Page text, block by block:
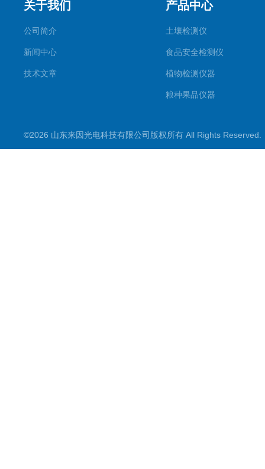
关于我们
公司简介
新闻中心
技术文章
产品中心
土壤检测仪
食品安全检测仪
植物检测仪器
粮种果品仪器
水质检测仪
©2026 山东来因光电科技有限公司版权所有 All Rights